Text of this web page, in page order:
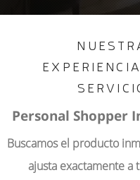
Personal Shopper
Buscamos el producto
ajusta exactamente a